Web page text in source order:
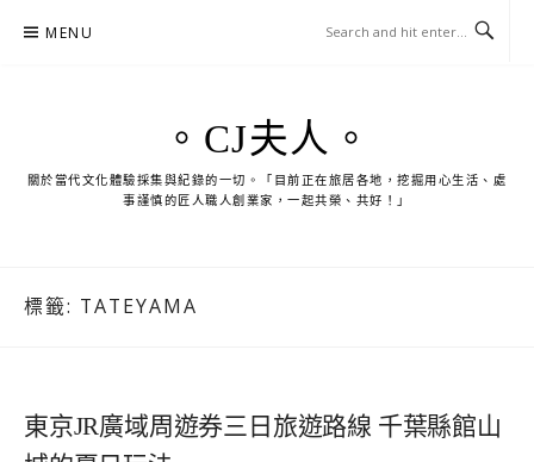
MENU
。CJ夫人。
關於當代文化體驗採集與紀錄的一切。「目前正在旅居各地，挖掘用心生活、處
事謹慎的匠人職人創業家，一起共榮、共好！」
標籤: TATEYAMA
東京JR廣域周遊券三日旅遊路線 千葉縣館山